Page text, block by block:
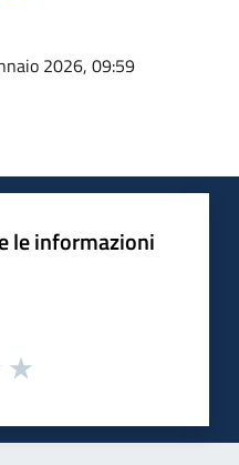
2026, 09:59
le informazioni